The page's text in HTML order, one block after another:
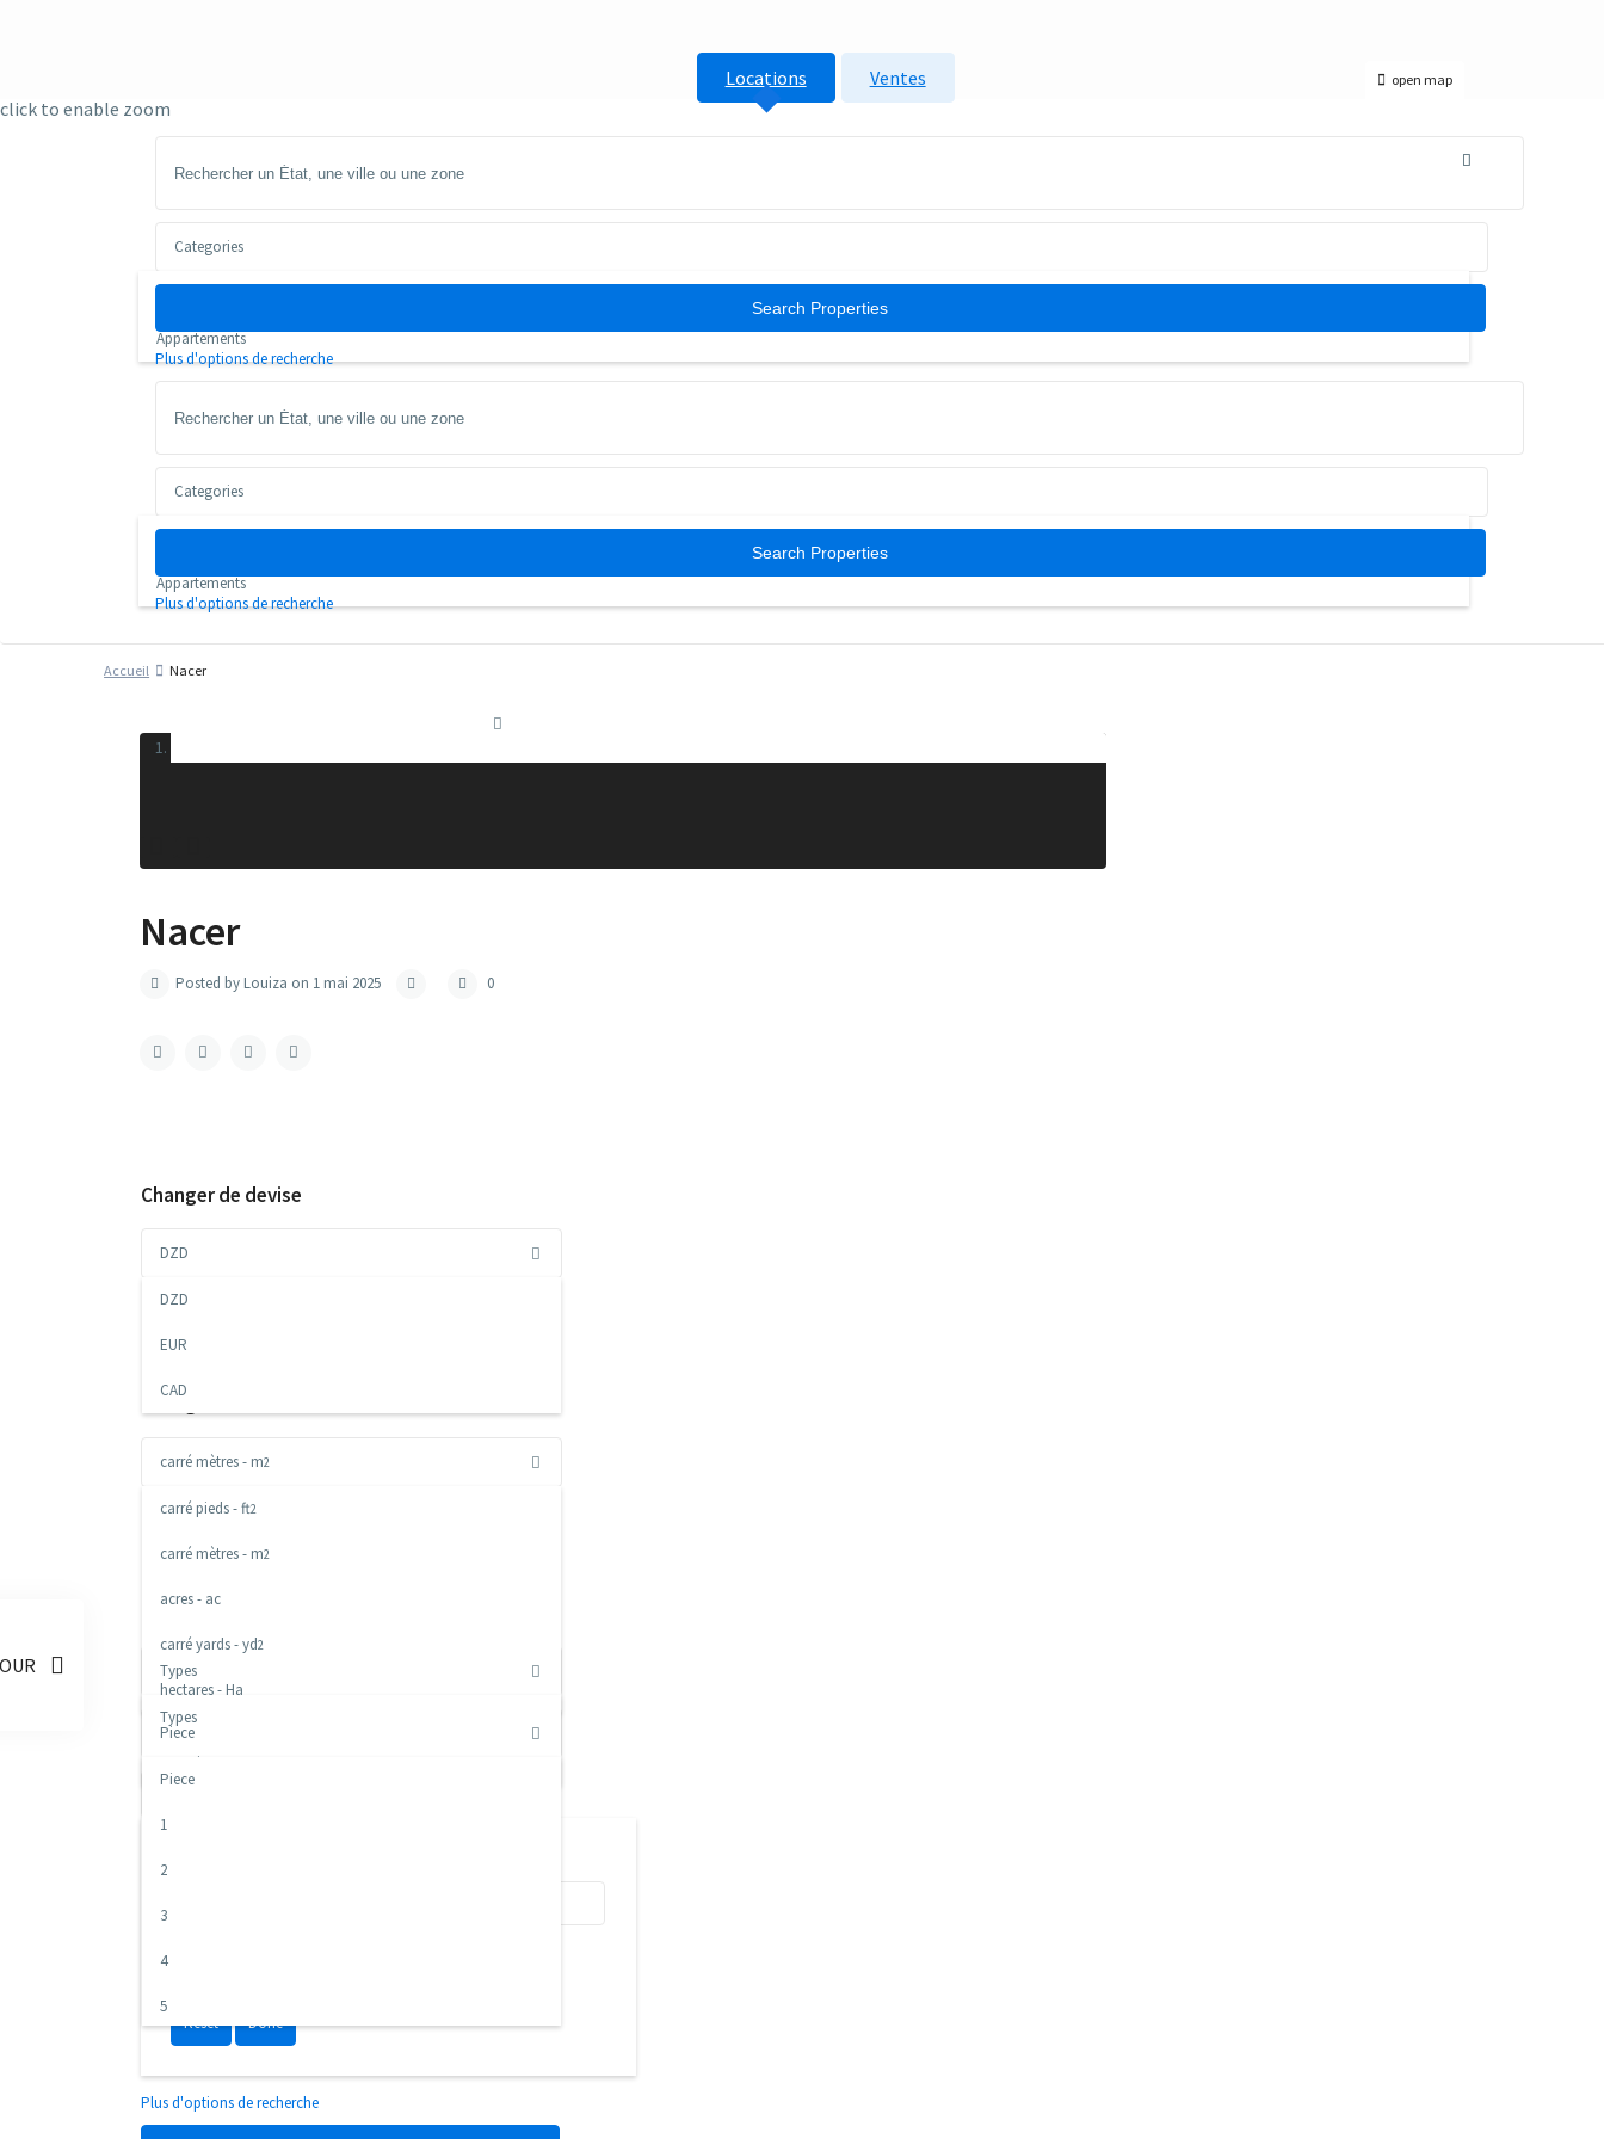
click to enable zoom
open map
Locations Ventes
Categories
Categorie
Appartements
Plus d'options de recherche
Categories
Categorie
Appartements
Plus d'options de recherche
Accueil Nacer
Nacer
Posted by Louiza on 1 mai 2025 0
Changer de devise
DZD
DZD
EUR
CAD
Changer la mesure
carré mètres - m2
carré pieds - ft2
carré mètres - m2
acres - ac
carré yards - yd2
hectares - Ha
Recherche Avancée
Types
Types
Locations
Piece
Piece
1
2
3
4
5
6+
Reset Done
Plus d'options de recherche